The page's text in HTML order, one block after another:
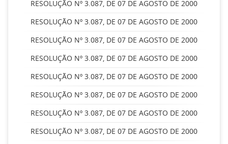
RESOLUÇÃO Nº 3.087, DE 07 DE AGOSTO DE 2000
RESOLUÇÃO Nº 3.087, DE 07 DE AGOSTO DE 2000
RESOLUÇÃO Nº 3.087, DE 07 DE AGOSTO DE 2000
RESOLUÇÃO Nº 3.087, DE 07 DE AGOSTO DE 2000
RESOLUÇÃO Nº 3.087, DE 07 DE AGOSTO DE 2000
RESOLUÇÃO Nº 3.087, DE 07 DE AGOSTO DE 2000
RESOLUÇÃO Nº 3.087, DE 07 DE AGOSTO DE 2000
RESOLUÇÃO Nº 3.087, DE 07 DE AGOSTO DE 2000